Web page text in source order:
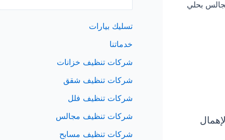
بحلي
تسليك بيارات
خدماتنا
شركات تنظيف خزانات
شركات تنظيف شقق
شركات تنظيف فلل
شركات تنظيف مجالس
شركات تنظيف مسابح